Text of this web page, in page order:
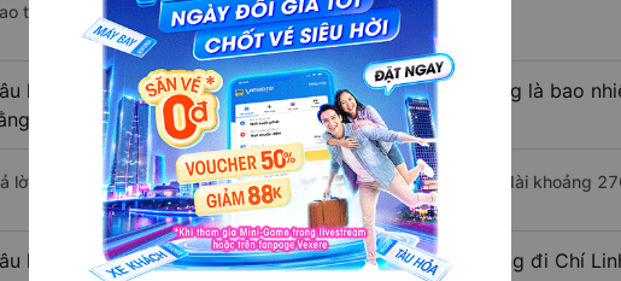
thông thuận lợi.
hỏi: Khoảng cách từ Hà Giang đi Chí Linh - Hải Dương là bao
xe khách?
lời: Đoạn đường đi Chí Linh - Hải Dương từ Hà Giang có chiều dài khoảng
hỏi: Mỗi ngày có bao nhiêu chuyến xe khách Hà Giang đi Chí